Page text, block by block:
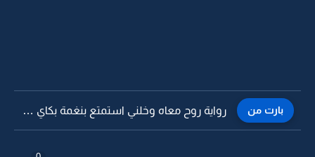
بارت من رواية روح معاه وخلني استمتع بنغمة بكاي -29